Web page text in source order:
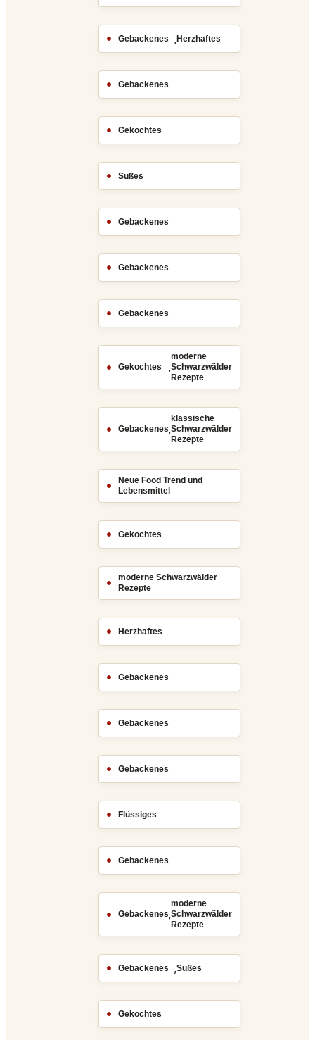
Gebackenes ,Herzhaftes
Gebackenes
Gekochtes
Süßes
Gebackenes
Gebackenes
Gebackenes
Gekochtes ,
moderne
Schwarzwälder
Rezepte
Gebackenes,
klassische
Schwarzwälder
Rezepte
Neue Food Trend und
Lebensmittel
Gekochtes
moderne Schwarzwälder
Rezepte
Herzhaftes
Gebackenes
Gebackenes
Gebackenes
Flüssiges
Gebackenes
Gebackenes,
moderne
Schwarzwälder
Rezepte
Gebackenes ,Süßes
Gekochtes